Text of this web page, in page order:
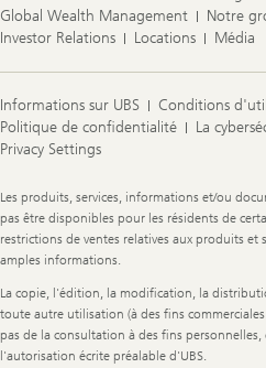
Global Wealth Management
Notre
Investor Relations
Locations Média
Informations sur UBS
Conditions
Politique de confidentialité
La
Privacy Settings
Legal
Information
Les produits, services, informations et/ou
pas être disponibles pour les résidents de
restrictions de ventes relatives aux produits et
amples informations.
La copie, l'édition, la modification, la
toute autre utilisation (à des fins
pas de la consultation à des fins
l'autorisation écrite préalable d'UBS.